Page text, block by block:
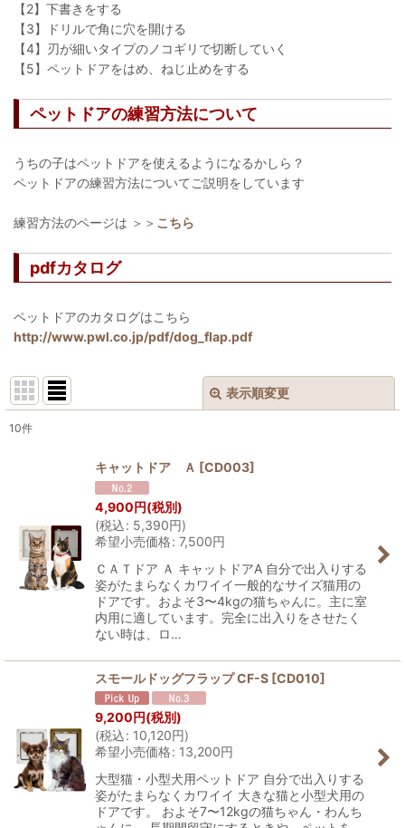
【2】下書きをする
【3】ドリルで角に穴を開ける
【4】刃が細いタイプのノコギリで切断していく
【5】ペットドアをはめ、ねじ止めをする
ペットドアの練習方法について
うちの子はペットドアを使えるようになるかしら？
ペットドアの練習方法についてご説明をしています
練習方法のページは ＞＞ こちら
pdfカタログ
ペットドアのカタログはこちら
http://www.pwl.co.jp/pdf/dog_flap.pdf
表示順変更
絞り込む
10件
キャットドア Ａ [CD003]
4,900円(税別)
(税込: 5,390円)
希望小売価格: 7,500円
ＣＡＴドア Ａ キャットドアA 自分で出入りする
姿がたまらなくカワイイ一般的なサイズ猫用の
ドアです。およそ3〜4kgの猫ちゃんに。主に室
内用に適しています。完全に出入りをさせたく
ない時は、ロ…
スモールドッグフラップ CF-S [CD010]
9,200円(税別)
(税込: 10,120円)
希望小売価格: 13,200円
大型猫・小型犬用ペットドア 自分で出入りする
姿がたまらなくカワイイ 大きな猫と小型犬用の
ドアです。 およそ7〜12kgの猫ちゃん・わんち